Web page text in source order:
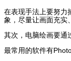
在表现手法上要努力
象，尽量让画面充实
其次，电脑绘画要通
最常用的软件有